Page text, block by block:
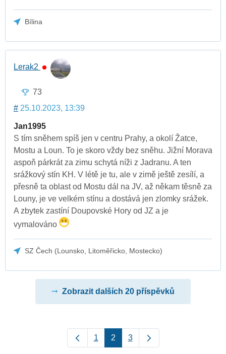
Bílina
Lerak2
73
# 25.10.2023, 13:39
Jan1995
S tím sněhem spíš jen v centru Prahy, a okolí Žatce,
Mostu a Loun. To je skoro vždy bez sněhu. Jižní Morava
aspoň párkrát za zimu schytá níži z Jadranu. A ten
srážkový stín KH. V létě je tu, ale v zimě ještě zesílí, a
přesně ta oblast od Mostu dál na JV, až někam těsně za
Louny, je ve velkém stínu a dostává jen zlomky srážek.
A zbytek zastíní Doupovské Hory od JZ a je
vymalováno
SZ Čech (Lounsko, Litoměřicko, Mostecko)
Zobrazit dalších 20 příspěvků
1 2 3